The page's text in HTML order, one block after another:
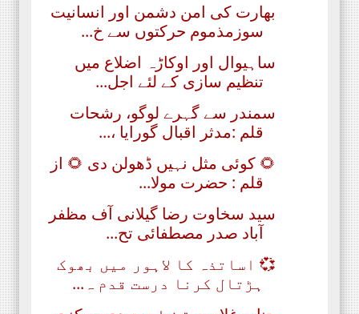
بھارت کی امن دشمن اور انسانیت
سوزمذموم حرکتوں سے خ...
ساہیوال اور اوکاڑہ اضلاع میں
تنظیم سازی کے لئے اجل...
سمندر سے گہرے لوگو، رشحات
قلم :مدثر اقبال گورایا ،...
🌻 کوئی مثل نہیں ڈھولن دی 🌻 از
قلم : حضرت مولا...
سید سخاوت رضا گیلانی آف مظفر
آباد صدر مصطفائی تح...
💞 اساتذہ کا لاہور میں بھوک
ہڑتال کرنا درست قدم ہ...